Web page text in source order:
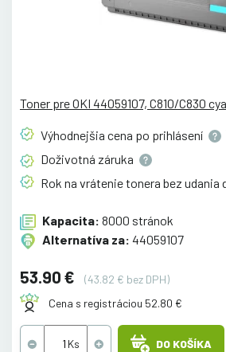
Toner pre OKI 44059107, C810/C830
Výhodnejšia cena po prihlásení
Doživotná záruka
Rok na vrátenie tonera bez udania
Kapacita: 8000 stránok
Alternatíva za: 44059107
53.90 €
(43.82 € bez DPH)
Cena s registráciou 52.80 €
DO KOŠÍKA